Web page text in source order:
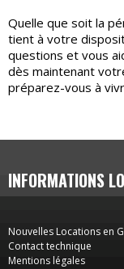
Quelle que soit la
tient à votre
questions et vous
dès maintenant
préparez-vous à
INFORMATIONS
Nouvelles Locations en
Contact technique
Mentions légales